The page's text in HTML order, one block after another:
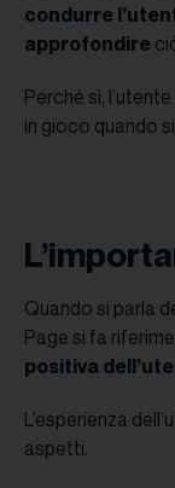
condurre
approfondire
Perché sì,
in gioco quando
Quando si parla
Page si fa
positiva
L’esperienza
aspetti.